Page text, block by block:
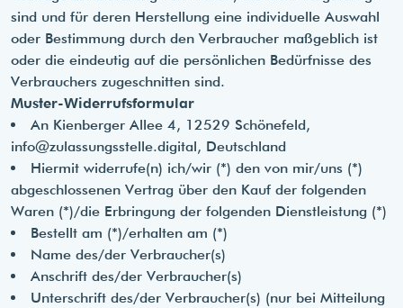
sind und für deren Herstellung eine individuelle Auswahl
oder Bestimmung durch den Verbraucher maßgeblich ist
oder die eindeutig auf die persönlichen Bedürfnisse des
Verbrauchers zugeschnitten sind.
Muster-Widerrufsformular
An Kienberger Allee 4, 12529 Schönefeld,
info@zulassungsstelle.digital, Deutschland
Hiermit widerrufe(n) ich/wir (*) den von mir/uns (*)
abgeschlossenen Vertrag über den Kauf der folgenden
Waren (*)/die Erbringung der folgenden Dienstleistung (*)
Bestellt am (*)/erhalten am (*)
Name des/der Verbraucher(s)
Anschrift des/der Verbraucher(s)
Unterschrift des/der Verbraucher(s) (nur bei Mitteilung